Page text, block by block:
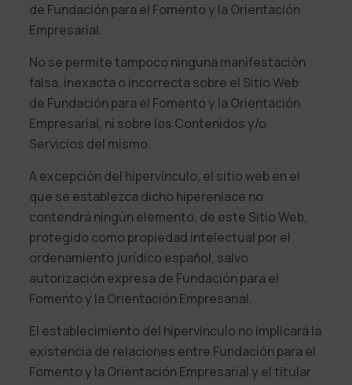
de Fundación para el Fomento y la Orientación
Empresarial.
No se permite tampoco ninguna manifestación
falsa, inexacta o incorrecta sobre el Sitio Web
de Fundación para el Fomento y la Orientación
Empresarial, ni sobre los Contenidos y/o
Servicios del mismo.
A excepción del hipervínculo, el sitio web en el
que se establezca dicho hiperenlace no
contendrá ningún elemento, de este Sitio Web,
protegido como propiedad intelectual por el
ordenamiento jurídico español, salvo
autorización expresa de Fundación para el
Fomento y la Orientación Empresarial.
El establecimiento del hipervínculo no implicará la
existencia de relaciones entre Fundación para el
Fomento y la Orientación Empresarialy el titular